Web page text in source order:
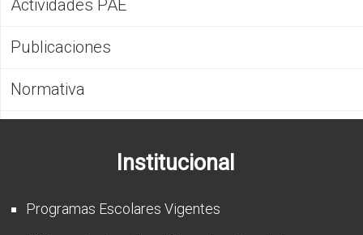
Documentos
CFP
Actividades PAE
Publicaciones
Normativa
Institucional
Programas Escolares Vigentes